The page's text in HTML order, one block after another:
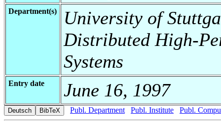
Department(s)
University of
Distributed High-
Systems
Entry date June 16, 1997
Publ. Department Publ. Institute Publ.